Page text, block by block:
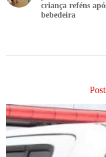
criança reféns
bebedeira